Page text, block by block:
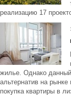
реализацию 17
жилье. Однако
альтернатив на рынке
покупка квартиры в